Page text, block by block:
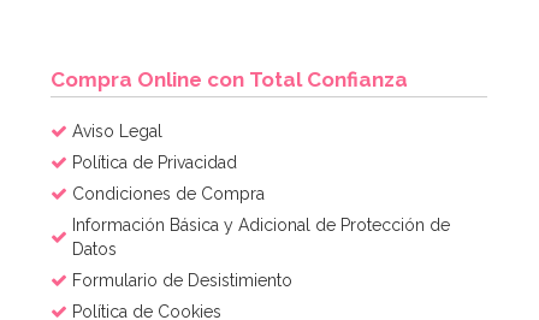
AÑADIR
Compra Online con Total Confianza
Aviso Legal
Política de Privacidad
Condiciones de Compra
Información Básica y Adicional de Protección de
Datos
Formulario de Desistimiento
Política de Cookies